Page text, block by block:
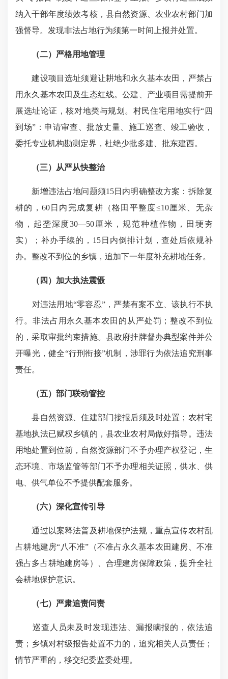
纳入干部年度绩效考核，县自然资源、农业农村部门加
强督导。发现非法占地行为须第一时间上报并处置。
（二）严格用地管理
建设项目选址须避让耕地和永久基本农田，严禁占
用永久基本农田及生态红线。公建、产业项目需提前开
展选址论证，核对地类与规划。村民住宅用地实行“四
到场”：申请审查、批放丈量 、施工巡查、竣工验收，
委托专业机构勘测定界，杜绝少批多建、批东建西。
（三）从严从快整治
新增违法占地问题须15日内明确整改方案：拆除复
耕的，60日内完成复耕（格田平整度≤10厘米、无杂
物，起垄深度30—50厘米，规范种植作物，田埂夯
实）；补办手续的，15日内倒排计划，查处后依规补
办。整改不到位的乡镇，追加下一年度补充耕地任务。
（四）加大执法震慑
对违法用地“零容忍”，严禁有案不立、该执行不执
行。非法占用永久基本农田的从严处罚；整改不到位
的，采取审批约束措施。县政府挂牌督办典型案件并公
开曝光，健全“行刑衔接”机制，涉罪行为依法追究刑事
责任。
（五）部门联动管控
县自然资源、住建部门接报后须及时处置；农村宅
基地执法已赋权乡镇的，县农业农村局做好指导。违法
用地处置到位前，自然资源部门不予办理产权登记，生
态环境、市场监管等部门不予办理相关证照，供水、供
电、供气单位不予提供配套服务。
（六）深化宣传引导
通过以案释法普及耕地保护法规，重点宣传农村乱
占耕地建房“八不准”（不准占永久基本农田建房、不准
强占多占耕地建房等）、合理建房保障政策，提升全社
会耕地保护意识。
（七）严肃追责问责
巡查人员未及时发现违法、漏报瞒报的，依法追
责；乡镇对村级报告处置不力的，追究相关人员责任；
情节严重的，移交纪委监委处理。